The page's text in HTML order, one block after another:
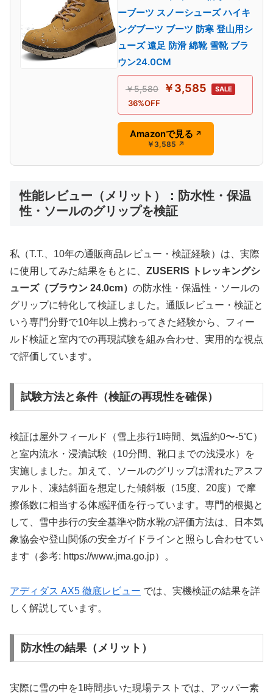
ーブーツ スノーシューズ ハイキ
ングブーツ ブーツ 防寒 登山用シ
ューズ 遠足 防滑 綿靴 雪靴 ブラ
ウン24.0CM
￥5,580 ￥3,585 SALE
36%OFF
Amazonで見る ↗
￥3,585 ↗
性能レビュー（メリット）：防水性・保温
性・ソールのグリップを検証
私（T.T.、10年の通販商品レビュー・検証経験）は、実際
に使用してみた結果をもとに、 ZUSERIS トレッキングシ
ューズ（ブラウン 24.0cm） の防水性・保温性・ソールの
グリップに特化して検証しました。通販レビュー・検証と
いう専門分野で10年以上携わってきた経験から、フィー
ルド検証と室内での再現試験を組み合わせ、実用的な視点
で評価しています。
試験方法と条件（検証の再現性を確保）
検証は屋外フィールド（雪上歩行1時間、気温約0〜-5℃）
と室内流水・浸漬試験（10分間、靴口までの浅浸水）を
実施しました。加えて、ソールのグリップは濡れたアスフ
ァルト、凍結斜面を想定した傾斜板（15度、20度）で摩
擦係数に相当する体感評価を行っています。専門的根拠と
して、雪中歩行の安全基準や防水靴の評価方法は、日本気
象協会や登山関係の安全ガイドラインと照らし合わせてい
ます（参考: https://www.jma.go.jp）。
アディダス AX5 徹底レビュー では、実機検証の結果を詳
しく解説しています。
防水性の結果（メリット）
実際に雪の中を1時間歩いた現場テストでは、アッパー素